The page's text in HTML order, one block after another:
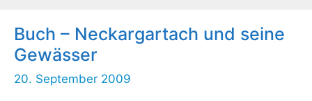
Buch – Neckargartach und seine
Gewässer
20. September 2009